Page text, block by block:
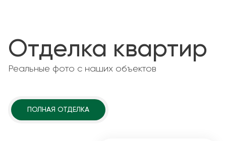
Отделка квартир
Реальные фото с наших объектов
ПОЛНАЯ ОТДЕЛКА